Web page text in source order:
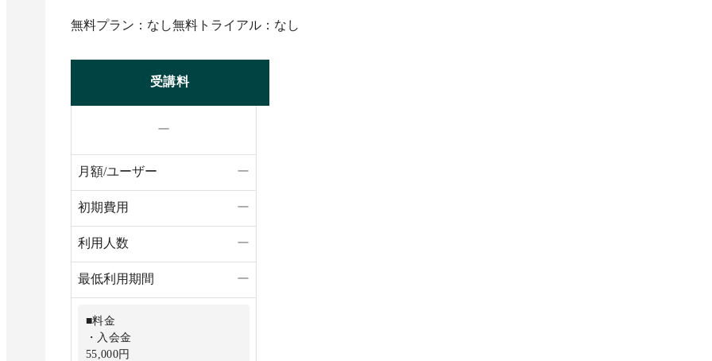
無料プラン：なし無料トライアル：なし
受講料
ー
月額/ユーザー ー
初期費用 ー
利用人数 ー
最低利用期間 ー
■料金
・入会金
55,000円